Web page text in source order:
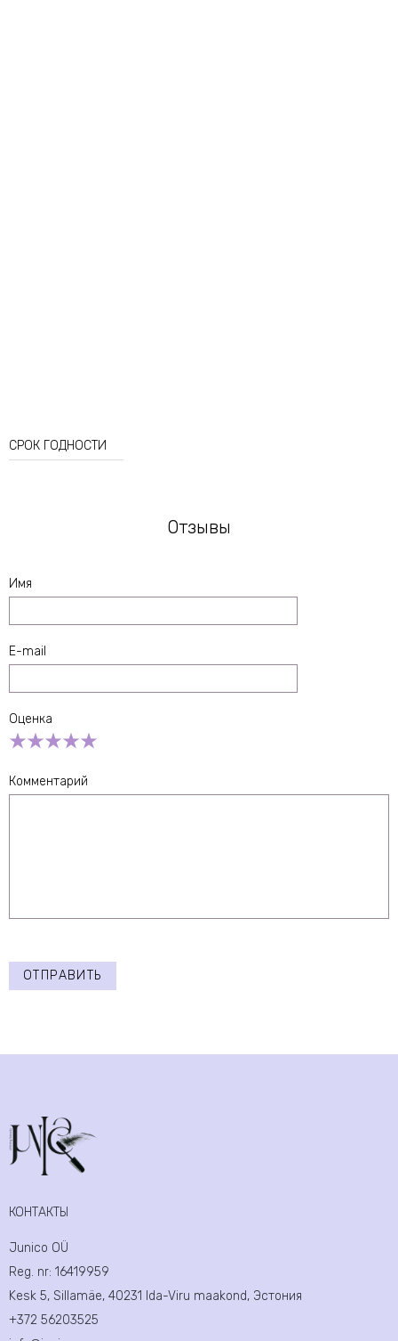
СРОК ГОДНОСТИ
Отзывы
Имя
E-mail
Оценка
Комментарий
ОТПРАВИТЬ
КОНТАКТЫ
Junico OÜ
Reg. nr: 16419959
Kesk 5, Sillamäe, 40231 Ida-Viru maakond, Эстония
+372 56203525